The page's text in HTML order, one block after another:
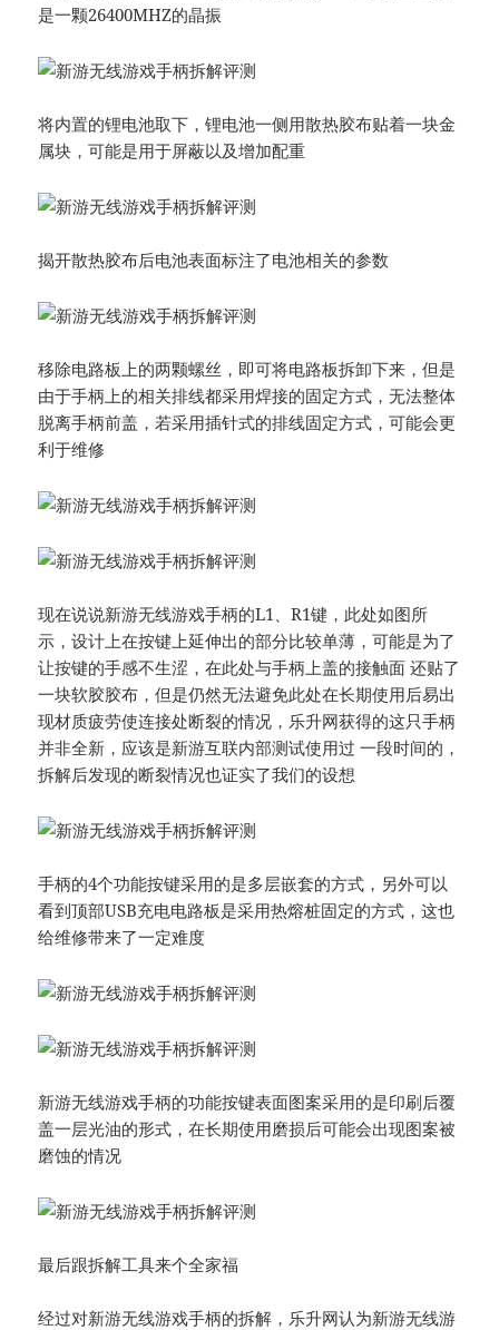
是一颗26400MHZ的晶振
将内置的锂电池取下，锂电池一侧用散热胶布贴着一块金
属块，可能是用于屏蔽以及增加配重
揭开散热胶布后电池表面标注了电池相关的参数
移除电路板上的两颗螺丝，即可将电路板拆卸下来，但是
由于手柄上的相关排线都采用焊接的固定方式，无法整体
脱离手柄前盖，若采用插针式的排线固定方式，可能会更
利于维修
现在说说新游无线游戏手柄的L1、R1键，此处如图所
示，设计上在按键上延伸出的部分比较单薄，可能是为了
让按键的手感不生涩，在此处与手柄上盖的接触面 还贴了
一块软胶胶布，但是仍然无法避免此处在长期使用后易出
现材质疲劳使连接处断裂的情况，乐升网获得的这只手柄
并非全新，应该是新游互联内部测试使用过 一段时间的，
拆解后发现的断裂情况也证实了我们的设想
手柄的4个功能按键采用的是多层嵌套的方式，另外可以
看到顶部USB充电电路板是采用热熔桩固定的方式，这也
给维修带来了一定难度
新游无线游戏手柄的功能按键表面图案采用的是印刷后覆
盖一层光油的形式，在长期使用磨损后可能会出现图案被
磨蚀的情况
最后跟拆解工具来个全家福
经过对新游无线游戏手柄的拆解，乐升网认为新游无线游